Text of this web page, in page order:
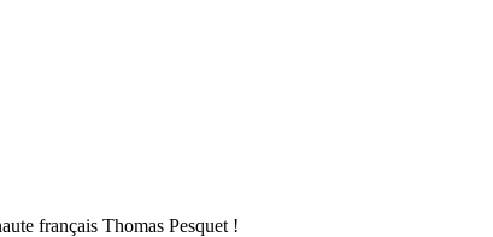
français Thomas Pesquet !